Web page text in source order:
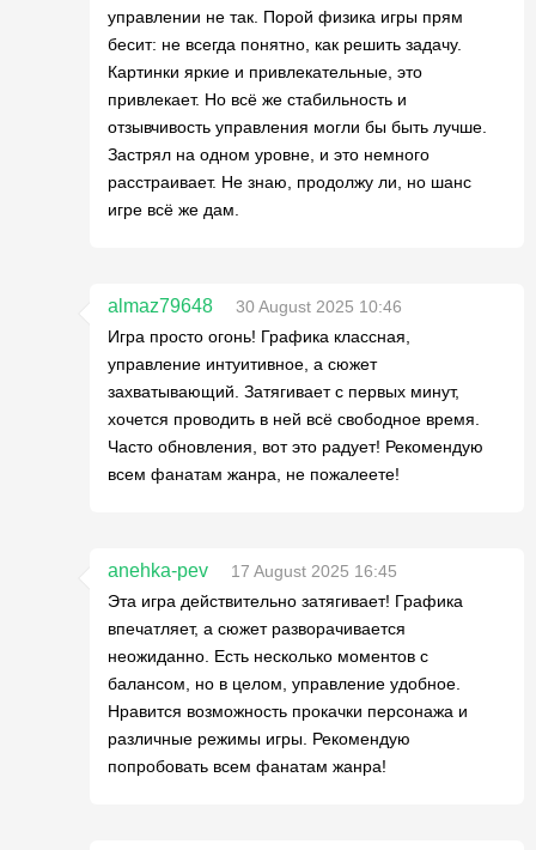
управлении не так. Порой физика игры прям
бесит: не всегда понятно, как решить задачу.
Картинки яркие и привлекательные, это
привлекает. Но всё же стабильность и
отзывчивость управления могли бы быть лучше.
Застрял на одном уровне, и это немного
расстраивает. Не знаю, продолжу ли, но шанс
игре всё же дам.
almaz79648
30 August 2025 10:46
Игра просто огонь! Графика классная,
управление интуитивное, а сюжет
захватывающий. Затягивает с первых минут,
хочется проводить в ней всё свободное время.
Часто обновления, вот это радует! Рекомендую
всем фанатам жанра, не пожалеете!
anehka-pev
17 August 2025 16:45
Эта игра действительно затягивает! Графика
впечатляет, а сюжет разворачивается
неожиданно. Есть несколько моментов с
балансом, но в целом, управление удобное.
Нравится возможность прокачки персонажа и
различные режимы игры. Рекомендую
попробовать всем фанатам жанра!